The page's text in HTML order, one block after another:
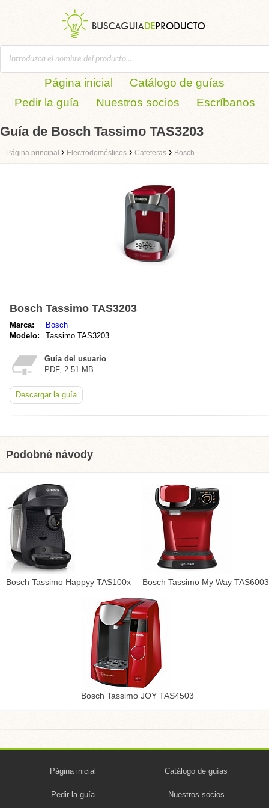
Página inicial
Catálogo de guías
Pedir la guía
Nuestros socios Escríbanos
Guía de Bosch Tassimo TAS3203
Página principal › Electrodomésticos › Cafeteras › Bosch
Bosch Tassimo TAS3203
Marca:
Bosch
Modelo:
Tassimo TAS3203
Guía del usuario
PDF, 2.51 MB
Descargar la guía
Podobné návody
Bosch Tassimo Happyy TAS100x Bosch Tassimo My Way TAS6003
Bosch Tassimo JOY TAS4503
Página inicial Catálogo de guías
Pedir la guía Nuestros socios